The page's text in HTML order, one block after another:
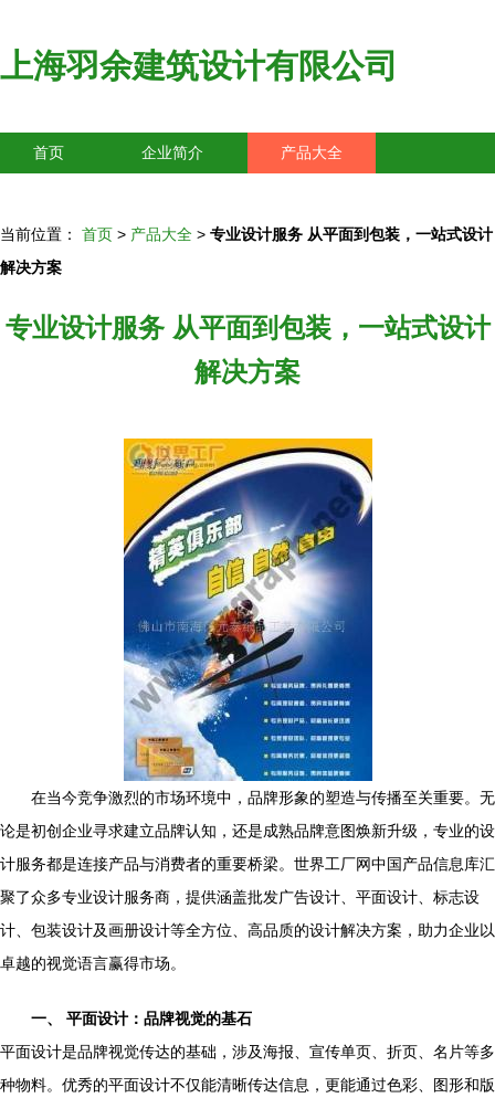
上海羽余建筑设计有限公司
首页 企业简介 产品大全
当前位置： 首页 > 产品大全 > 专业设计服务 从平面到包装，一站式设计
解决方案
专业设计服务 从平面到包装，一站式设计
解决方案
在当今竞争激烈的市场环境中，品牌形象的塑造与传播至关重要。无
论是初创企业寻求建立品牌认知，还是成熟品牌意图焕新升级，专业的设
计服务都是连接产品与消费者的重要桥梁。世界工厂网中国产品信息库汇
聚了众多专业设计服务商，提供涵盖批发广告设计、平面设计、标志设
计、包装设计及画册设计等全方位、高品质的设计解决方案，助力企业以
卓越的视觉语言赢得市场。
一、 平面设计：品牌视觉的基石
平面设计是品牌视觉传达的基础，涉及海报、宣传单页、折页、名片等多
种物料。优秀的平面设计不仅能清晰传达信息，更能通过色彩、图形和版